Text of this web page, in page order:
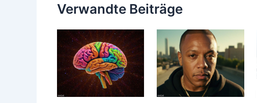
Verwandte Beiträge